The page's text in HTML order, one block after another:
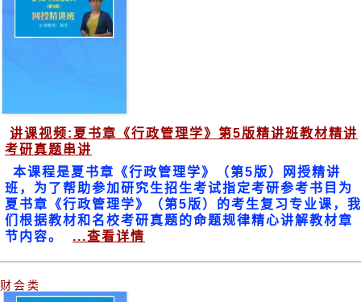
讲课视频:夏书章《行政管理学》第5版精讲班教材精讲
考研真题串讲
本课程是夏书章《行政管理学》（第5版）网授精讲
班，为了帮助参加研究生招生考试指定考研参考书目为
夏书章《行政管理学》（第5版）的考生复习专业课，我
们根据教材和名校考研真题的命题规律精心讲解教材章
节内容。
...查看详情
财会类